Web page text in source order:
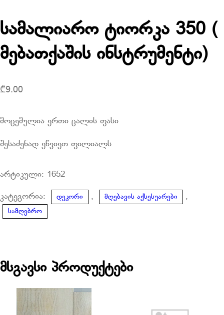
სამალიარო ტიორკა 350 (
მებათქაშის ინსტრუმენტი)
₾9.00
მოცემულია ერთი ცალის ფასი
შესაძენად ეწვიეთ ფილიალს
არტიკული: 1652
კატეგორია: დეკორი , მღებავის აქსესუარები ,
სამღებრო
მსგავსი პროდუქტები